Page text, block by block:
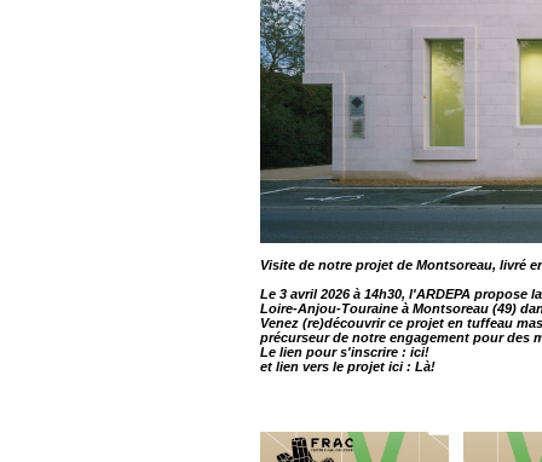
Visite de notre projet de Montsoreau, livré
Le 3 avril 2026 à 14h30, l'ARDEPA propose
Loire-Anjou-Touraine à Montsoreau (49)
Venez (re)découvrir ce projet en tuffeau
précurseur de notre engagement pour des
Le lien pour s'inscrire : ici!
et lien vers le projet ici : Là!